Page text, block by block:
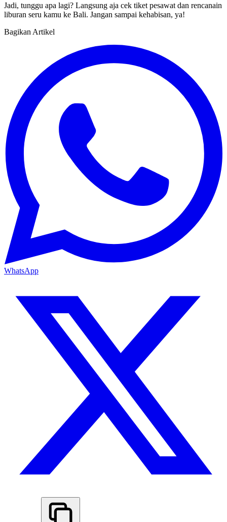
Jadi, tunggu apa lagi? Langsung aja cek tiket pesawat dan rencanain
liburan seru kamu ke Bali. Jangan sampai kehabisan, ya!
Bagikan Artikel
WhatsApp